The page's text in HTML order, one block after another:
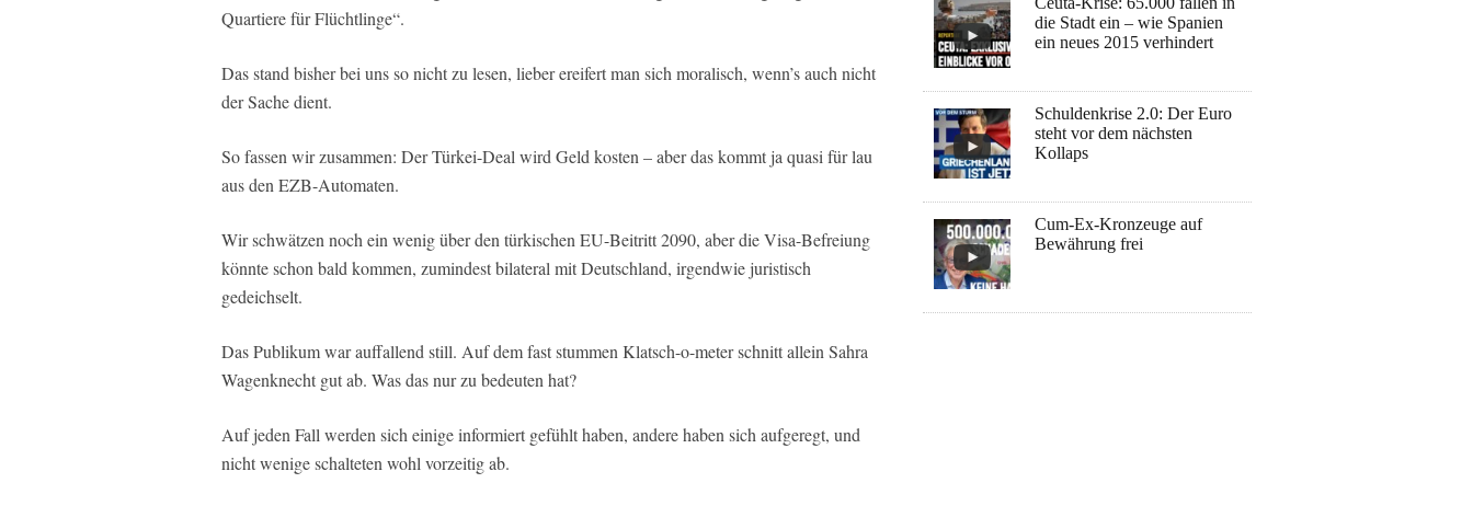
Quartiere für Flüchtlinge“.
Das stand bisher bei uns so nicht zu lesen, lieber ereifert man sich moralisch, wenn’s auch nicht
der Sache dient.
So fassen wir zusammen: Der Türkei-Deal wird Geld kosten – aber das kommt ja quasi für lau
aus den EZB-Automaten.
Wir schwätzen noch ein wenig über den türkischen EU-Beitritt 2090, aber die Visa-Befreiung
könnte schon bald kommen, zumindest bilateral mit Deutschland, irgendwie juristisch
gedeichselt.
Das Publikum war auffallend still. Auf dem fast stummen Klatsch-o-meter schnitt allein Sahra
Wagenknecht gut ab. Was das nur zu bedeuten hat?
Auf jeden Fall werden sich einige informiert gefühlt haben, andere haben sich aufgeregt, und
nicht wenige schalteten wohl vorzeitig ab.
die Stadt ein – wie Spanien
ein neues 2015 verhindert
Schuldenkrise 2.0: Der Euro
steht vor dem nächsten
Kollaps
Cum-Ex-Kronzeuge auf
Bewährung frei